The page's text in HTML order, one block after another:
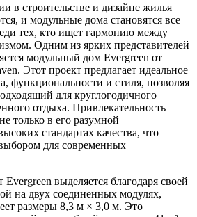
в строительстве и дизайне жилья
и модульные дома становятся все
тех, кто ищет гармонию между
Одним из ярких представителей
модульный дом Evergreen от
Этот проект предлагает идеальное
функциональности и стиля, позволяя
для круглогодичного
отдыха. Привлекательность
только в его разумной
стандартах качества, что
для современных
выделяется благодаря своей
на двух соединенных модулях,
размеры 8,3 м × 3,0 м. Это